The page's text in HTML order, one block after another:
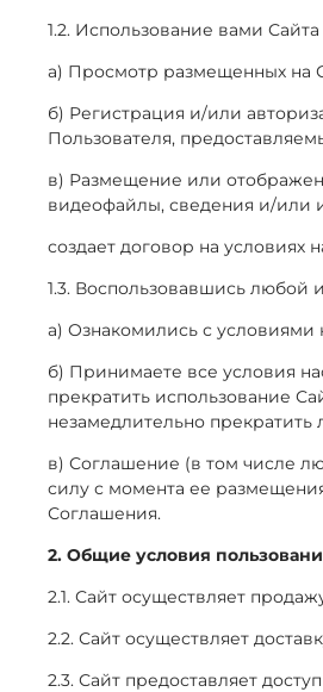
1.2. Использование вами
а) Просмотр размещенных на
б) Регистрация и/или
Пользователя,
в) Размещение или
видеофайлы, сведения и/или
создает договор на условиях
1.3. Воспользовавшись любой
а) Ознакомились с условиями
б) Принимаете все условия
прекратить использование
незамедлительно
в) Соглашение (в том числе
силу с момента ее
Соглашения.
2. Общие условия
2.1. Сайт осуществляет
2.2. Сайт осуществляет
2.3. Сайт предоставляет